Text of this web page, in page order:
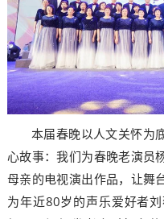
本届春晚以人文关怀为
心故事：我们为春晚老演员
母亲的电视演出作品，让舞
为年近80岁的声乐爱好者